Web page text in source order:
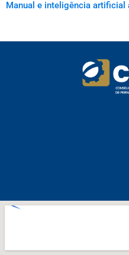
Manual e inteligência artificial